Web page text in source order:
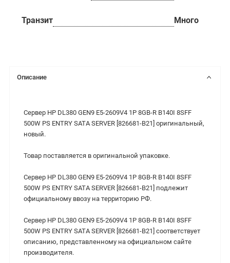
Транзит Много
Описание
Сервер HP DL380 GEN9 E5-2609V4 1P 8GB-R B140I 8SFF
500W PS ENTRY SATA SERVER [826681-B21] оригинальный,
новый.
Товар поставляется в оригинальной упаковке.
Сервер HP DL380 GEN9 E5-2609V4 1P 8GB-R B140I 8SFF
500W PS ENTRY SATA SERVER [826681-B21] подлежит
официальному ввозу на территорию РФ.
Сервер HP DL380 GEN9 E5-2609V4 1P 8GB-R B140I 8SFF
500W PS ENTRY SATA SERVER [826681-B21] соответствует
описанию, представленному на официальном сайте
производителя.